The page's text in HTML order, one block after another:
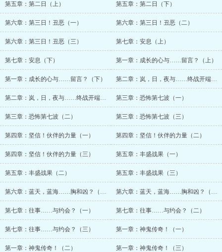
第五章：第二日（上） 第五章：第二日（下）
第六章：第三日！丑恶（一） 第六章：第三日！丑恶（二）
第六章：第三日！丑恶（三） 第七章：安息（上）
第七章：安息（下） 第一章：成长的心与……留言？（上）
第一章：成长的心与……留言？（下） 第二章：岚，日，夜与……终战开端！（上）
第二章：岚，日，夜与……终战开端！（下） 第三章：恐怖第七波（一）
第三章：恐怖第七波（二） 第三章：恐怖第七波（三）
第四章：坚信！伙伴的力量（一） 第四章：坚信！伙伴的力量（二）
第四章：坚信！伙伴的力量（三） 第五章：丰盛战果（一）
第五章：丰盛战果（二） 第五章：丰盛战果（三）
第六章：蓝天，蓝海……胸和凶？（上） 第六章：蓝天，蓝海……胸和凶？（下）
第七章：往事……与约会？（一） 第七章：往事……与约会？（二）
第七章：往事……与约会？（三） 第一章：神鬼传奇！（一）
第一章：神鬼传奇！（二） 第一章：神鬼传奇！（三）